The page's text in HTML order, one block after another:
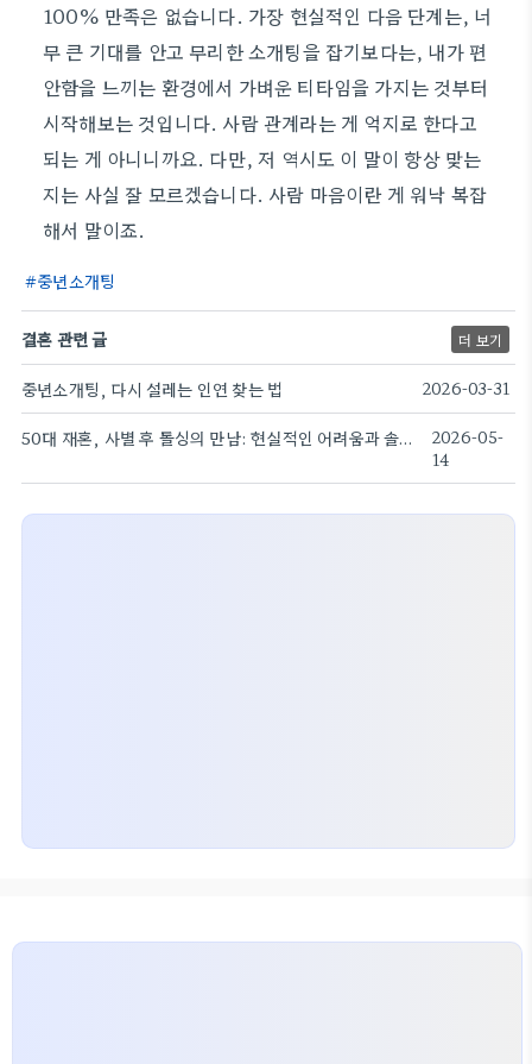
100% 만족은 없습니다. 가장 현실적인 다음 단계는, 너
무 큰 기대를 안고 무리한 소개팅을 잡기보다는, 내가 편
안함을 느끼는 환경에서 가벼운 티타임을 가지는 것부터
시작해보는 것입니다. 사람 관계라는 게 억지로 한다고
되는 게 아니니까요. 다만, 저 역시도 이 말이 항상 맞는
지는 사실 잘 모르겠습니다. 사람 마음이란 게 워낙 복잡
해서 말이죠.
중년소개팅
결혼 관련 글 더 보기
중년소개팅, 다시 설레는 인연 찾는 법 2026-03-31
50대 재혼, 사별 후 돌싱의 만남: 현실적인 어려움과 솔직한 시도들
2026-05-
14